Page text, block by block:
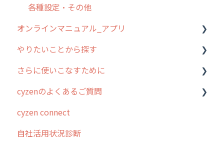
各種設定・その他
オンラインマニュアル_アプリ
アプリの使い始め
ホーム画面
スポット
報告閲覧
予定
やりたいことから探す
行動管理
勤怠管理
予定管理
スポット
さらに使いこなすために
はじめに
スポット・ステータス関連オプション
交通費自動計算
cyzenのよくあるご質問
ログインについて
グループ・ユーザーについて
cyzen connect
自社活用状況診断